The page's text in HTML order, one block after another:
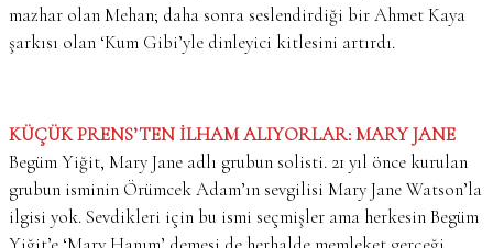
mazhar olan Mehan; daha sonra seslendirdiği bir Ahmet Kaya
şarkısı olan ‘Kum Gibi’yle dinleyici kitlesini artırdı.
KÜÇÜK PRENS’TEN İLHAM ALIYORLAR: MARY JANE
Begüm Yiğit, Mary Jane adlı grubun solisti. 21 yıl önce kurulan
grubun isminin Örümcek Adam’ın sevgilisi Mary Jane Watson’la
ilgisi yok. Sevdikleri için bu ismi seçmişler ama herkesin Begüm